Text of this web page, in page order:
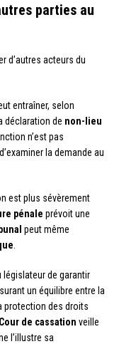
parties au
d’autres acteurs du
entraîner, selon
déclaration de non-lieu
n’est pas
la demande au
est plus sévèrement
pénale prévoit une
peut même
de garantir
un équilibre entre la
protection des droits
Cour de cassation veille
l’illustre sa